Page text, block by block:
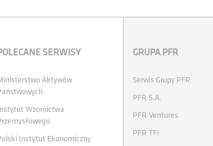
SERWISY
Aktywów
Wzornictwa
Instytut Ekonomiczny
GRUPA PFR
Serwis Grupy PFR
PFR S.A.
PFR Ventures
PFR TFI